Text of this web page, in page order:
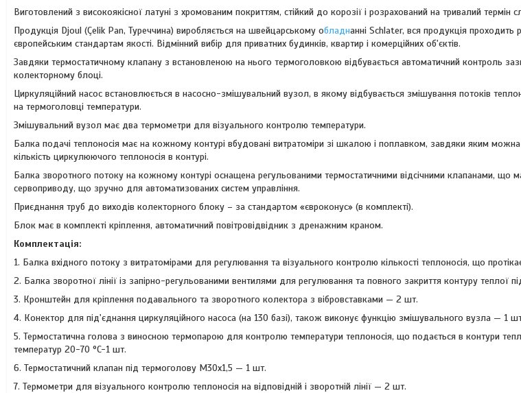
Виготовлений з високоякісної латуні з хромованим покриттям, стійкий до корозії і розрахований на тривалий термін
Продукція Djoul (Çelik Pan, Туреччина) виробляється на швейцарському обладнанні Schlater, вся продукція проходить
європейським стандартам якості. Відмінний вибір для приватних будинків, квартир і комерційних об'єктів.
Завдяки термостатичному клапану з встановленою на нього термоголовкою відбувається автоматичний контроль
колекторному блоці.
Циркуляційний насос встановлюється в насосно-змішувальний вузол, в якому відбувається змішування потоків
на термоголовці температури.
Змішувальний вузол має два термометри для візуального контролю температури.
Балка подачі теплоносія має на кожному контурі вбудовані витратоміри зі шкалою і поплавком, завдяки яким
кількість циркулюючого теплоносія в контурі.
Балка зворотного потоку на кожному контурі оснащена регульованими термостатичними відсічними клапанами, що
сервоприводу, що зручно для автоматизованих систем управління.
Приєднання труб до виходів колекторного блоку – за стандартом «євроконус» (в комплекті).
Блок має в комплекті кріплення, автоматичний повітровідвідник з дренажним краном.
Комплектація:
1. Балка вхідного потоку з витратомірами для регулювання та візуального контролю кількості теплоносія, що
2. Балка зворотної лінії із запірно-регульованими вентилями для регулювання та повного закриття контуру теплої
3. Кронштейн для кріплення подавального та зворотного колектора з вібровставками — 2 шт.
4. Конектор для під'єднання циркуляційного насоса (на 130 базі), також виконує функцію змішувального вузла — 1
5. Термостатична голова з виносною термопарою для контролю температури теплоносія, що подається в контури
температур 20-70 °C-1 шт.
6. Термостатичний клапан під термоголову М30х1,5 — 1 шт.
7. Термометри для візуального контролю теплоносія на відповідній і зворотній лінії — 2 шт.